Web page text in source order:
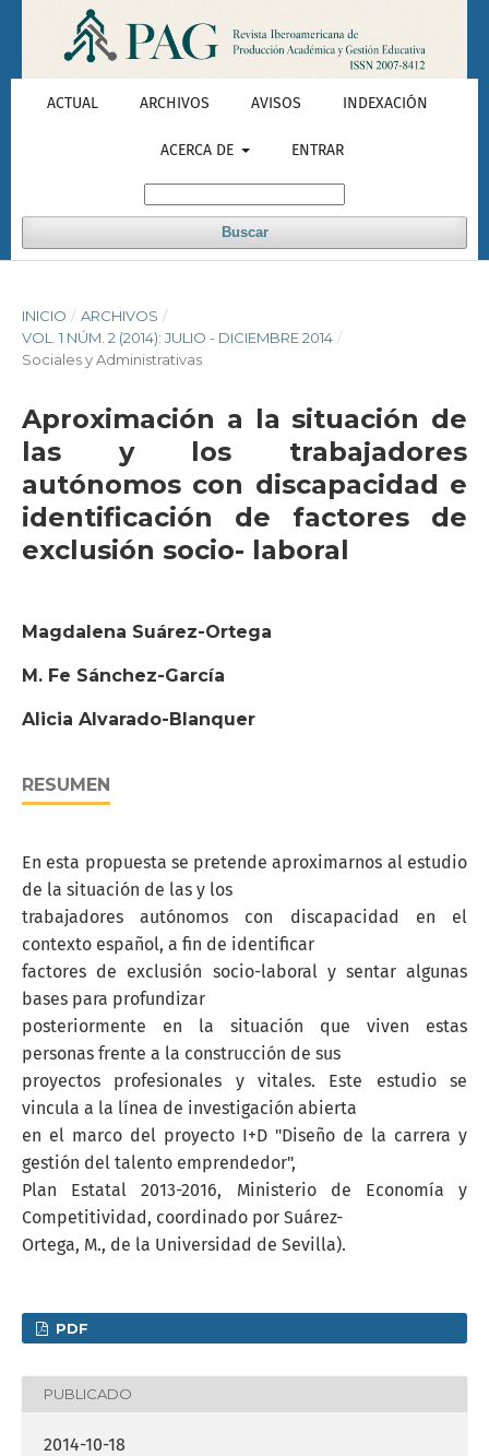
ACTUAL ARCHIVOS AVISOS INDEXACIÓN
ACERCA DE ENTRAR
Buscar
INICIO / ARCHIVOS /
VOL. 1 NÚM. 2 (2014): JULIO - DICIEMBRE 2014 /
Sociales y Administrativas
Aproximación a la situación de
las y los trabajadores
autónomos con discapacidad e
identificación de factores de
exclusión socio- laboral
Magdalena Suárez-Ortega
M. Fe Sánchez-García
Alicia Alvarado-Blanquer
RESUMEN
En esta propuesta se pretende aproximarnos al estudio
de la situación de las y los
trabajadores autónomos con discapacidad en el
contexto español, a fin de identificar
factores de exclusión socio-laboral y sentar algunas
bases para profundizar
posteriormente en la situación que viven estas
personas frente a la construcción de sus
proyectos profesionales y vitales. Este estudio se
vincula a la línea de investigación abierta
en el marco del proyecto I+D "Diseño de la carrera y
gestión del talento emprendedor",
Plan Estatal 2013-2016, Ministerio de Economía y
Competitividad, coordinado por Suárez-
Ortega, M., de la Universidad de Sevilla).
PDF
PUBLICADO
2014-10-18